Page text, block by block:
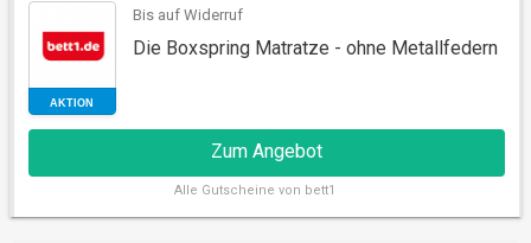
Bis auf Widerruf
Die Boxspring Matratze - ohne Metallfedern
Zum Angebot
Alle Gutscheine von bett1